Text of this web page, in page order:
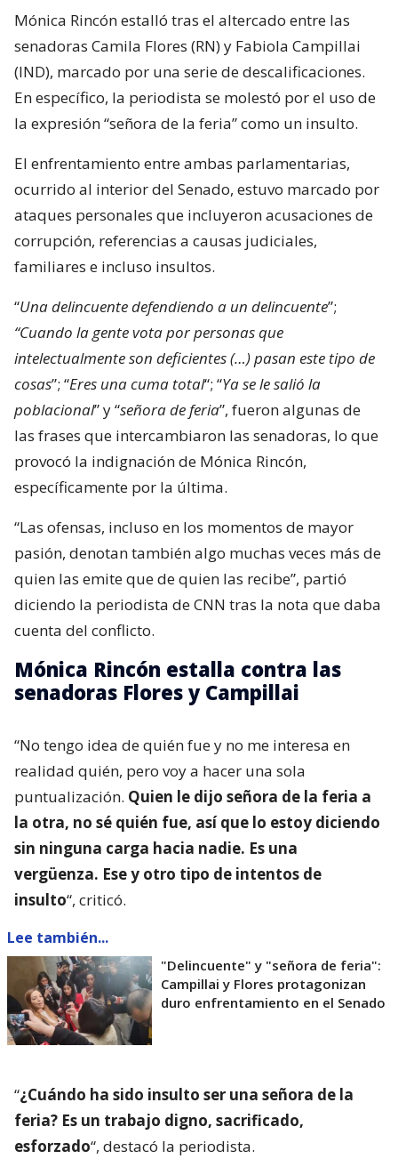
Mónica Rincón estalló tras el altercado entre las
senadoras Camila Flores (RN) y Fabiola Campillai
(IND), marcado por una serie de descalificaciones.
En específico, la periodista se molestó por el uso de
la expresión “señora de la feria” como un insulto.
El enfrentamiento entre ambas parlamentarias,
ocurrido al interior del Senado, estuvo marcado por
ataques personales que incluyeron acusaciones de
corrupción, referencias a causas judiciales,
familiares e incluso insultos.
“Una delincuente defendiendo a un delincuente”;
“Cuando la gente vota por personas que
intelectualmente son deficientes (…) pasan este tipo de
cosas”; “Eres una cuma total“; “Ya se le salió la
poblacional” y “señora de feria”, fueron algunas de
las frases que intercambiaron las senadoras, lo que
provocó la indignación de Mónica Rincón,
específicamente por la última.
“Las ofensas, incluso en los momentos de mayor
pasión, denotan también algo muchas veces más de
quien las emite que de quien las recibe”, partió
diciendo la periodista de CNN tras la nota que daba
cuenta del conflicto.
Mónica Rincón estalla contra las
senadoras Flores y Campillai
“No tengo idea de quién fue y no me interesa en
realidad quién, pero voy a hacer una sola
puntualización. Quien le dijo señora de la feria a
la otra, no sé quién fue, así que lo estoy diciendo
sin ninguna carga hacia nadie. Es una
vergüenza. Ese y otro tipo de intentos de
insulto“, criticó.
Lee también...
"Delincuente" y "señora de feria":
Campillai y Flores protagonizan
duro enfrentamiento en el Senado
“¿Cuándo ha sido insulto ser una señora de la
feria? Es un trabajo digno, sacrificado,
esforzado“, destacó la periodista.